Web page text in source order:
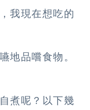
我現在想吃的
地品嚐食物。
煮呢？以下幾